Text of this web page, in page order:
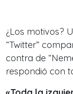
¿Los motivos?
“Twitter”
contra de
respondió con